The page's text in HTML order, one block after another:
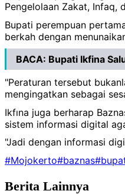
Pengelolaan Zakat, Infaq,
Bupati perempuan
berkah dengan
BACA: Bupati Ikfina
"Peraturan tersebut
mengingatkan sebagai
Ikfına juga berharap
sistem informasi digital
"Jadi dengan informasi
#Mojokerto#baznas
Berita Lainnya